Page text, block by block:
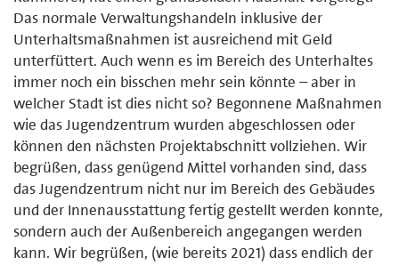
Das normale Verwaltungshandeln inklusive der
Unterhaltsmaßnahmen ist ausreichend mit Geld
unterfüttert. Auch wenn es im Bereich des Unterhaltes
immer noch ein bisschen mehr sein könnte – aber in
welcher Stadt ist dies nicht so? Begonnene Maßnahmen
wie das Jugendzentrum wurden abgeschlossen oder
können den nächsten Projektabschnitt vollziehen. Wir
begrüßen, dass genügend Mittel vorhanden sind, dass
das Jugendzentrum nicht nur im Bereich des Gebäudes
und der Innenausstattung fertig gestellt werden konnte,
sondern auch der Außenbereich angegangen werden
kann. Wir begrüßen, (wie bereits 2021) dass endlich der